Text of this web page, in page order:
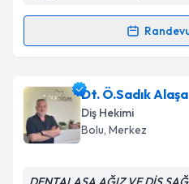
Kişisel verilerimin
Metni'ni okudum ve
Takvim
Randevu Takvimi
Dt. Sinan Bulutiçin
Size bu uzmandan
hazırlandığında e-posta
Dt. Ö.Sadık Alaşa
Diş Hekimi
Bolu, Merkez